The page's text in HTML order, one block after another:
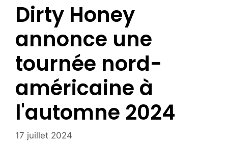
Dirty Honey
annonce une
tournée nord-
américaine à
l'automne 2024
17 juillet 2024